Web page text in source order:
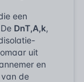
een
DnT,A,k,
uit
en
de